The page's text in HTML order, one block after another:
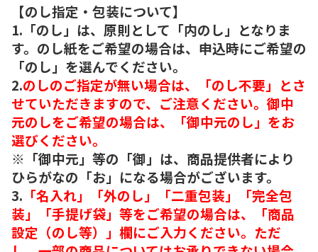
【のし指定・包装について】
1.「のし」は、原則として「内のし」となりま
す。のし紙をご希望の場合は、申込時にご希望の
「のし」を選んでください。
2.のしのご指定が無い場合は、「のし不要」とさ
せていただきますので、ご注意ください。御中
元のしをご希望の場合は、「御中元のし」をお
選びください。
※「御中元」等の「御」は、商品提供者により
ひらがなの「お」になる場合がございます。
3. 「名入れ」「外のし」「二重包装」「完全包
装」「手提げ袋」等をご希望の場合は、「商品
設定（のし等）」欄にご入力ください。ただ